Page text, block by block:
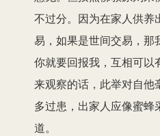
不过分。因为在家人供养
易，如果是世间交易，那
你就要回报我，互相可以
来观察的话，此举对自他
多过患，出家人应像蜜蜂
道。